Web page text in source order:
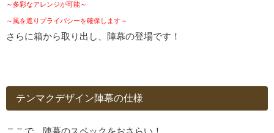
～多彩なアレンジが可能～
～風を遮りプライバシーを確保します～
さらに箱から取り出し、陣幕の登場です！
テンマクデザイン陣幕の仕様